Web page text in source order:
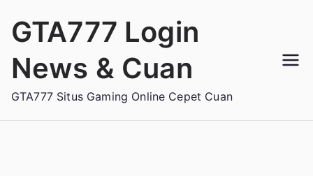
GTA777 Login
News & Cuan
GTA777 Situs Gaming Online Cepet Cuan